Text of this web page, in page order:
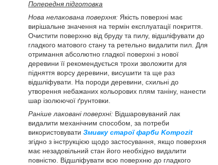
Попередня підготовка
Нова нелакована поверхня: Якість поверхні має
вирішальне значення на термін експлуатації покриття.
Очистити поверхню від бруду та пилу, відшліфувати до
гладкого матового стану та ретельно видалити пил. Для
отримання абсолютно гладкої поверхні з нової
деревини її рекомендується трохи зволожити для
підняття ворсу деревини, висушити та ще раз
відшліфувати. На породи деревини, схильні до
утворення небажаних кольорових плям таніну, нанести
шар ізолюючої ґрунтовки.
Раніше лаковані поверхні: Відшаровуваний лак
видалити механічним способом, за потреби
використовувати Змивку старої фарби Kompozit
згідно з інструкцією щодо застосування, якщо поверхня
має незадовільний стан його необхідно видалити
повністю. Відшліфувати всю поверхню до гладкого